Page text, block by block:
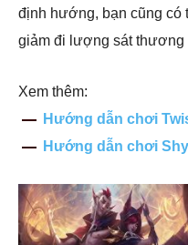
định hướng, bạn cũng có
giảm đi lượng sát
Xem thêm:
Hướng dẫn chơi
Hướng dẫn chơi